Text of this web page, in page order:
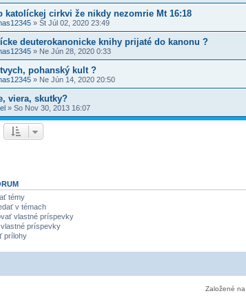
katolíckej cirkvi že nikdy nezomrie Mt 16:18
» Št Júl 02, 2020 23:49
deuterokanonicke knihy prijaté do kanonu ?
» Ne Jún 28, 2020 0:33
pohanský kult ?
» Ne Jún 14, 2020 20:50
viera, skutky?
» So Nov 30, 2013 16:07
témy
v témach
vlastné príspevky
príspevky
prílohy
Založené na